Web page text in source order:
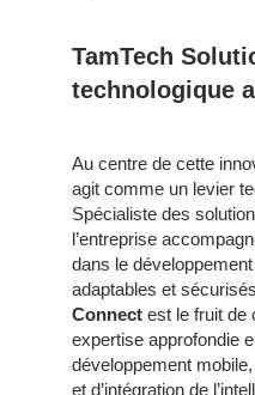
TamTech
technologique
Au centre de cette
agit comme un levier
Spécialiste des
l’entreprise
dans le
adaptables et
Connect est le fruit de
expertise approfondie
développement
et d’intégration de